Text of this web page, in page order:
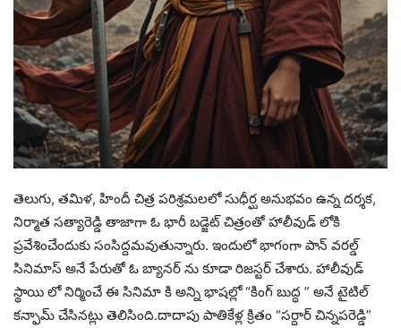
తెలుగు, తమిళ, హిందీ చిత్ర పరిశ్రమలలో సుధీర్ఘ అనుభవం ఉన్న దర్శక,
నిర్మాత సత్యారెడ్డి తాజాగా ఓ భారీ బడ్జెట్ చిత్రంతో హాలీవుడ్ లోకి
ప్రవేశించేందుకు సంసిద్దమవుతున్నారు. ఇందులో భాగంగా పాన్ వరల్డ్
సినిమాస్ అనే పేరుతో ఓ బ్యానర్ ను కూడా రిజస్టర్ చేశారు. హాలీవుడ్
స్థాయి లో నిర్మించే ఈ సినిమా కి అన్ని భాషల్లో “కింగ్ బుద్ధ ” అనే టైటిల్
కన్ఫామ్ చేసినట్లు తెలిసింది.దాదాపు పాతికేళ్ల క్రితం “సర్దార్ చిన్నపరెడ్డి”